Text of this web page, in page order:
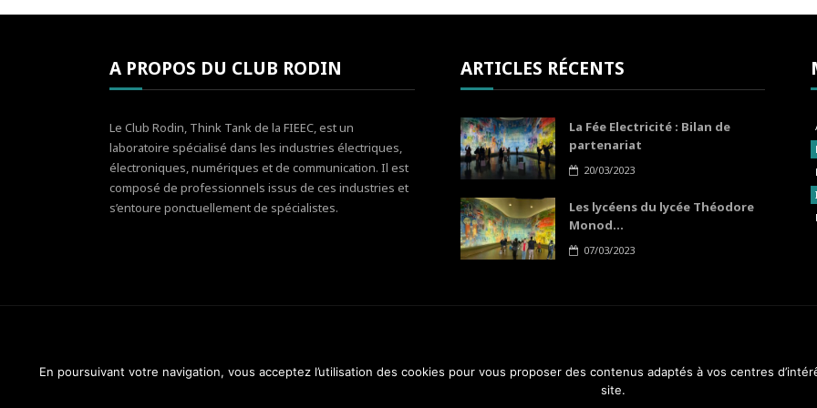
A PROPOS DU CLUB RODIN
Le Club Rodin, Think Tank de la FIEEC, est un
laboratoire spécialisé dans les industries électriques,
électroniques, numériques et de communication. Il est
composé de professionnels issus de ces industries et
s’entoure ponctuellement de spécialistes.
ARTICLES RÉCENTS
La Fée Electricité : Bilan de
partenariat
20/03/2023
Les lycéens du lycée Théodore
Monod...
07/03/2023
Club Rodin - FIEEC © 2014-2018. Tous droits réservés.
A
En poursuivant votre navigation, vous acceptez l’utilisation des cookies pour vous proposer des contenus adaptés à vos centres
site.